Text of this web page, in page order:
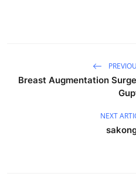
Breast Augmentation
NEXT